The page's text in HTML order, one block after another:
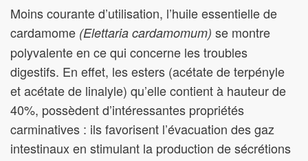
Moins courante d’utilisation, l’huile essentielle de
cardamome (Elettaria cardamomum) se montre
polyvalente en ce qui concerne les troubles
digestifs. En effet, les esters (acétate de terpényle
et acétate de linalyle) qu’elle contient à hauteur de
40%, possèdent d’intéressantes propriétés
carminatives : ils favorisent l’évacuation des gaz
intestinaux en stimulant la production de sécrétions